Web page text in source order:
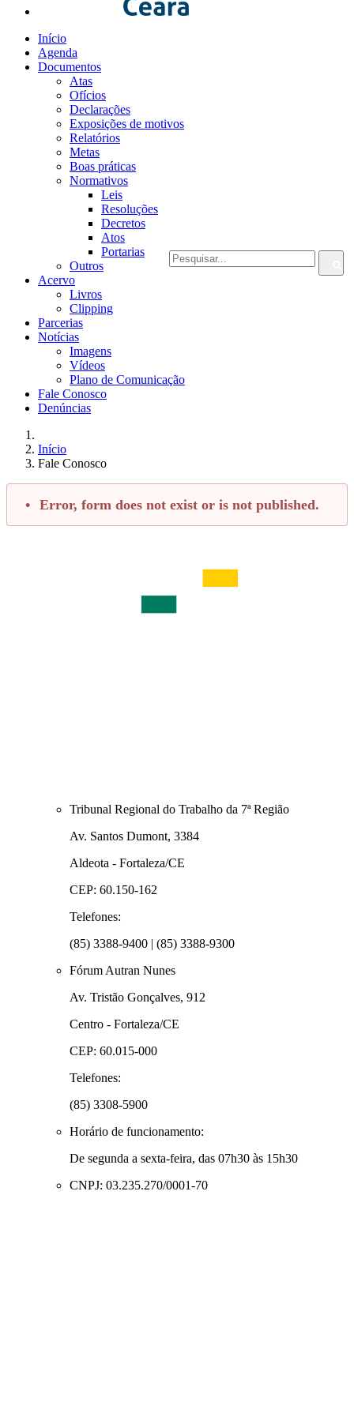
Início
Agenda
Documentos
Atas
Ofícios
Declarações
Exposições de motivos
Relatórios
Metas
Boas práticas
Normativos
Leis
Resoluções
Decretos
Atos
Portarias
Outros
Acervo
Livros
Clipping
Parcerias
Notícias
Imagens
Vídeos
Plano de Comunicação
Fale Conosco
Denúncias
Início
Fale Conosco
Error, form does not exist or is not published.
Tribunal Regional do Trabalho da 7ª Região
Av. Santos Dumont, 3384
Aldeota - Fortaleza/CE
CEP: 60.150-162
Telefones:
(85) 3388-9400 | (85) 3388-9300
Fórum Autran Nunes
Av. Tristão Gonçalves, 912
Centro - Fortaleza/CE
CEP: 60.015-000
Telefones:
(85) 3308-5900
Horário de funcionamento:
De segunda a sexta-feira, das 07h30 às 15h30
CNPJ: 03.235.270/0001-70